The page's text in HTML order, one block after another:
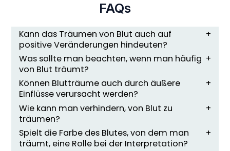
FAQs
Kann das Träumen von Blut auch auf
positive Veränderungen hindeuten?
Was sollte man beachten, wenn man häufig
von Blut träumt?
Können Blutträume auch durch äußere
Einflüsse verursacht werden?
Wie kann man verhindern, von Blut zu
träumen?
Spielt die Farbe des Blutes, von dem man
träumt, eine Rolle bei der Interpretation?